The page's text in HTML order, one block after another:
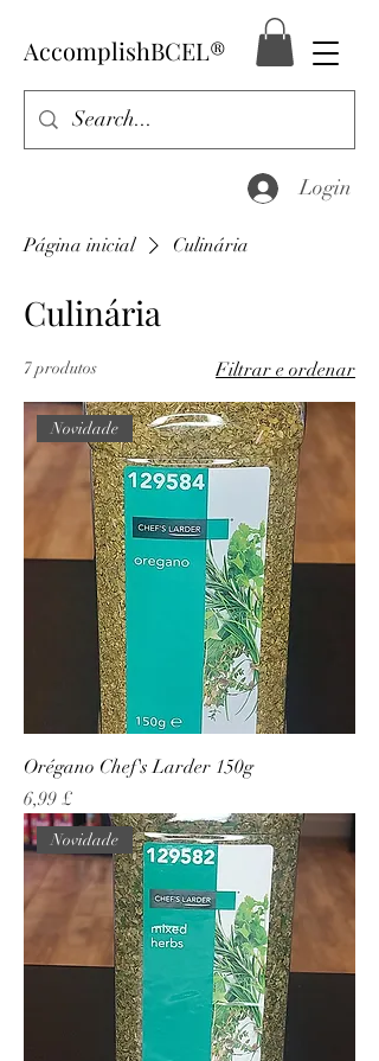
AccomplishBCEL®
Login
Página inicial Culinária
Culinária
7 produtos Filtrar e ordenar
Novidade
Orégano Chef's Larder 150g
Preço
6,99 £
Novidade